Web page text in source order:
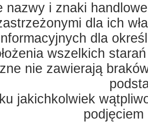
nazwy i znaki
dla ich
dla
wszelkich
nie zawierają
jakichkolwiek